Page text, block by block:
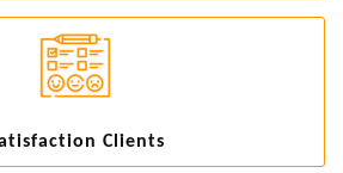
Clients